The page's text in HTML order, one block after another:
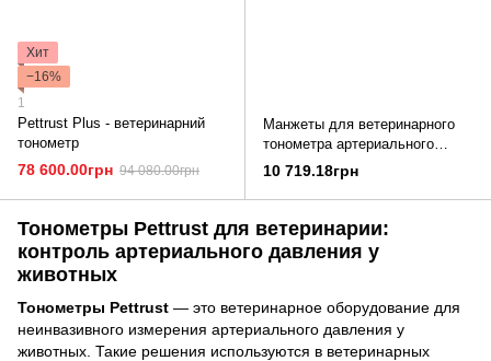
Хит
−16%
1
Pettrust Plus - ветеринарний
тонометр
78 600.00грн 94 080.00грн
Манжеты для ветеринарного
тонометра артериального
давления PetTrust
10 719.18грн
Тонометры Pettrust для ветеринарии:
контроль артериального давления у
животных
Тонометры Pettrust — это ветеринарное оборудование для
неинвазивного измерения артериального давления у
животных. Такие решения используются в ветеринарных